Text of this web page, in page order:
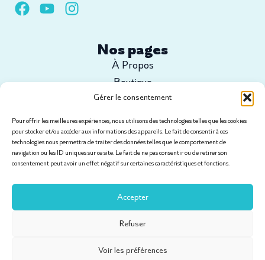
Gérer le consentement
Pour offrir les meilleures expériences, nous utilisons des technologies telles que les cookies
pour stocker et/ou accéder aux informations des appareils. Le fait de consentir à ces
technologies nous permettra de traiter des données telles que le comportement de
navigation ou les ID uniques sur ce site. Le fait de ne pas consentir ou de retirer son
consentement peut avoir un effet négatif sur certaines caractéristiques et fonctions.
Accepter
Refuser
Voir les préférences
Nos pages
À Propos
Boutique
Configurez votre projet
Tutoriels
Contact
Informations légales
Conditions générales de vente
Politique de livraison et SAV
Mentions Légales
Site réalisé par Vimaweb